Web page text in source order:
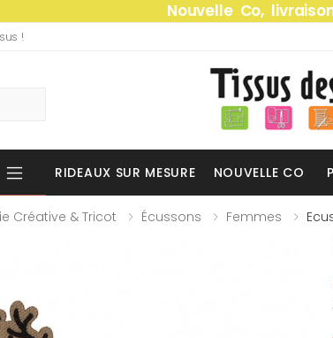
Nouvelle Co,
!
RIDEAUX SUR MESURE NOUVELLE CO
Créative & Tricot Écussons Femmes